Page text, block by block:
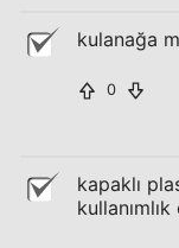
kulanağa
0
kapaklı